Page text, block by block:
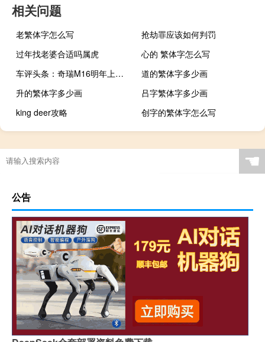
相关问题
老繁体字怎么写
抢劫罪应该如何判罚
过年找老婆合适吗属虎
心的 繁体字怎么写
车评头条：奇瑞M16明年上市时可能会被称为奇瑞A4
道的繁体字多少画
升的繁体字多少画
吕字繁体字多少画
king deer攻略
创字的繁体字怎么写
☚
公告